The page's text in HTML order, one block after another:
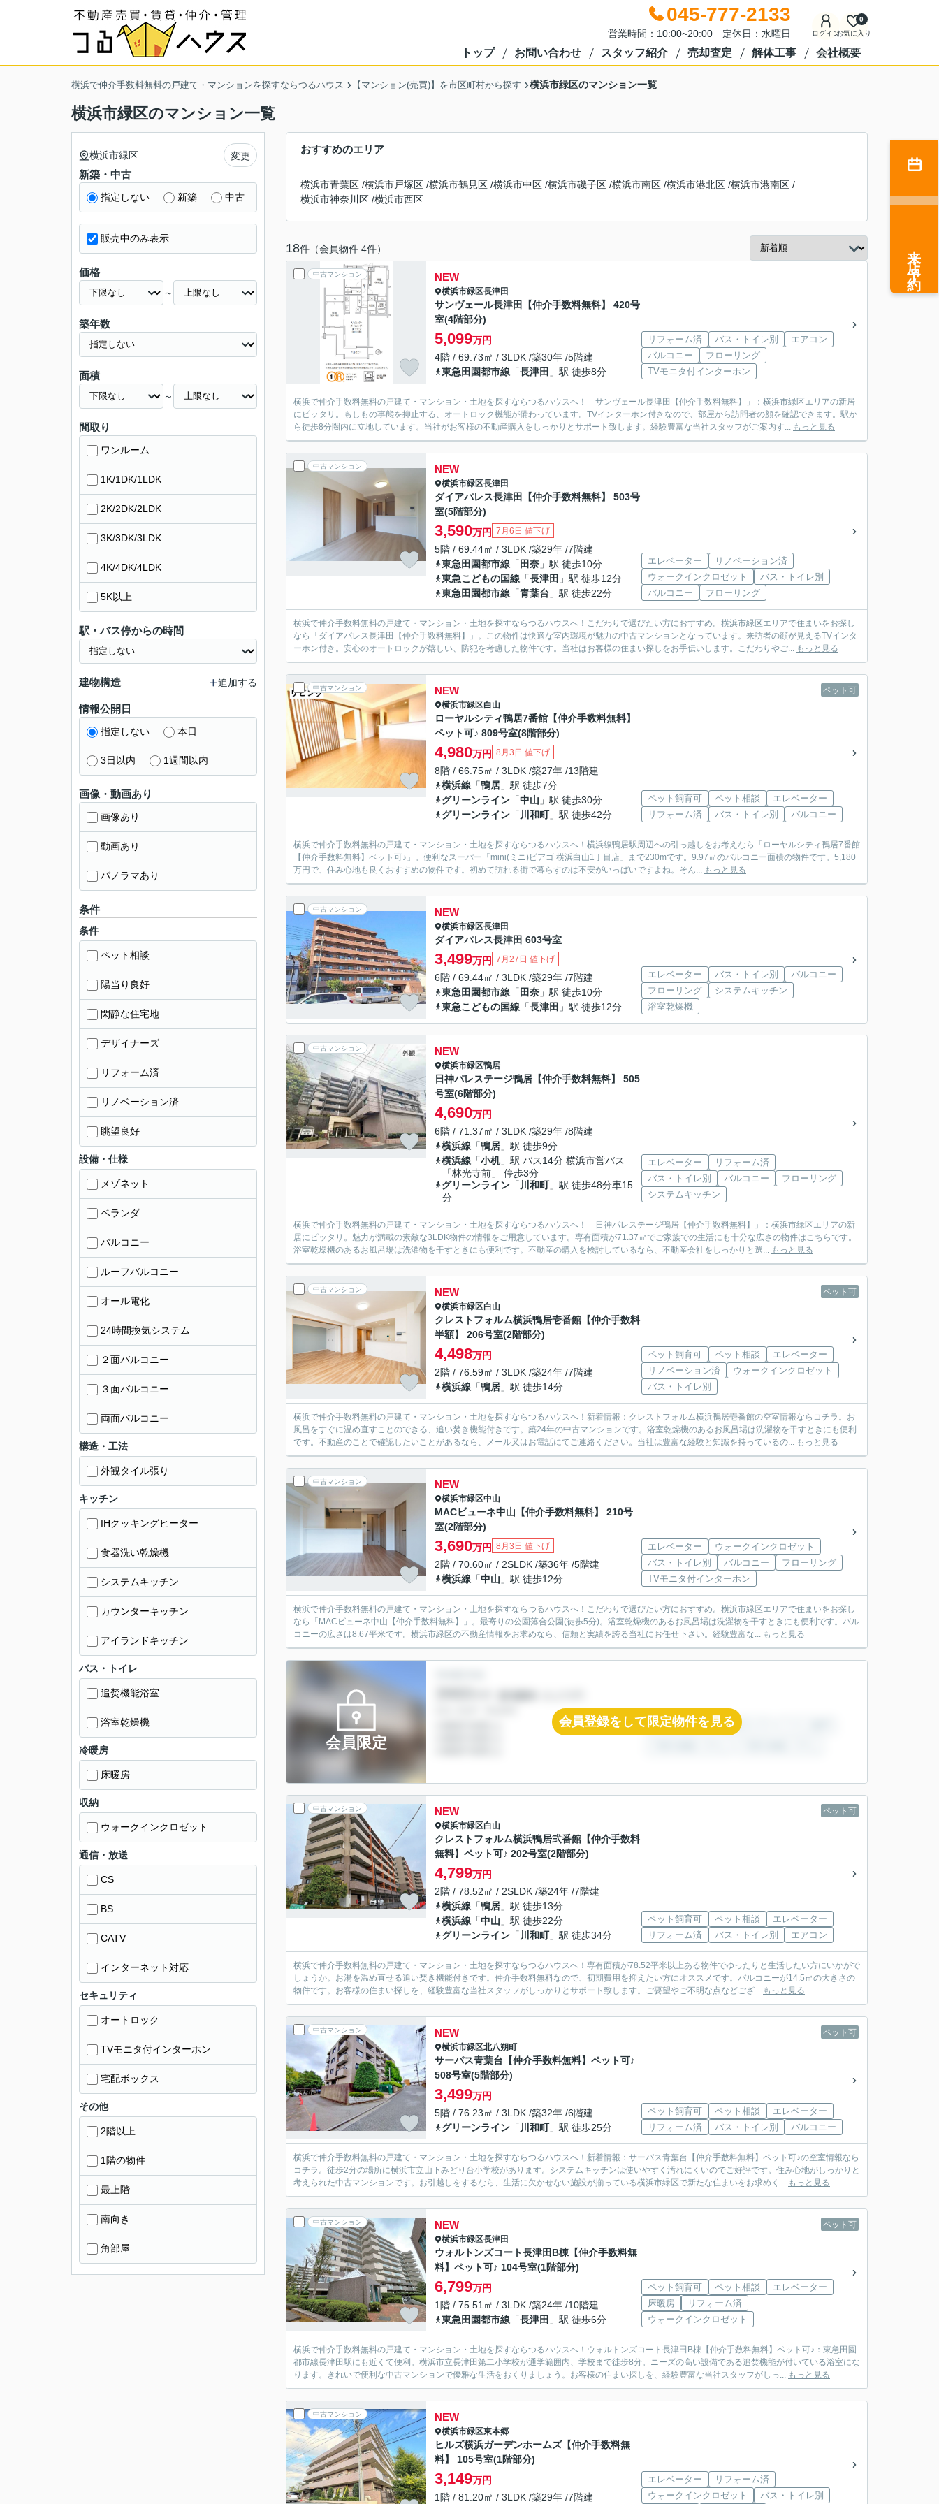
045-777-2133
営業時間：10:00~20:00 定休日：水曜日 ログインお気に入り
0
トップ お問い合わせ スタッフ紹介 売却査定 解体工事 会社概要
横浜で仲介手数料無料の戸建て・マンションを探すならつるハウス 【マンション(売買)】を市区町村から探す 横浜市緑区のマンション一覧
横浜市緑区のマンション一覧
おすすめのエリア
横浜市青葉区 /横浜市戸塚区 /横浜市鶴見区 /横浜市中区 /横浜市磯子区 /横浜市南区 /横浜市港北区 /横浜市港南区 /
横浜市神奈川区 /横浜市西区
18件（会員物件 4件）
中古マンション NEW
横浜市緑区長津田
サンヴェール長津田【仲介手数料無料】 420号
室(4階部分)
5,099万円
4階 / 69.73㎡ / 3LDK /築30年 /5階建
東急田園都市線 「長津田 」駅 徒歩8分
リフォーム済 バス・トイレ別
エアコン
バルコニー
フローリング
TVモニタ付インターホン
横浜で仲介手数料無料の戸建て・マンション・土地を探すならつるハウスへ！「サンヴェール長津田【仲介手数料無料】」：横浜市緑区エリアの新居
にピッタリ。もしもの事態を抑止する、オートロック機能が備わっています。TVインターホン付きなので、部屋から訪問者の顔を確認できます。駅か
ら徒歩8分圏内に立地しています。当社がお客様の不動産購入をしっかりとサポート致します。経験豊富な当社スタッフがご案内す... もっと見る
中古マンション NEW
横浜市緑区長津田
ダイアパレス長津田【仲介手数料無料】 503号
室(5階部分)
3,590万円 7月6日 値下げ
5階 / 69.44㎡ / 3LDK /築29年 /7階建
東急田園都市線 「 田奈 」駅 徒歩10分
東急こどもの国線 「長津田 」駅 徒歩12分
東急田園都市線 「青葉台 」駅 徒歩22分
エレベーター
リノベーション済
ウォークインクロゼット
バス・トイレ別
バルコニー
フローリング
横浜で仲介手数料無料の戸建て・マンション・土地を探すならつるハウスへ！こだわりで選びたい方におすすめ。横浜市緑区エリアで住まいをお探し
なら「ダイアパレス長津田【仲介手数料無料】」。この物件は快適な室内環境が魅力の中古マンションとなっています。来訪者の顔が見えるTVインタ
ーホン付き。安心のオートロックが嬉しい、防犯を考慮した物件です。当社はお客様の住まい探しをお手伝いします。こだわりやご... もっと見る
中古マンション ペット可
NEW
横浜市緑区白山
ローヤルシティ鴨居7番館【仲介手数料無料】
ペット可♪ 809号室(8階部分)
4,980万円 8月3日 値下げ
8階 / 66.75㎡ / 3LDK /築27年 /13階建
横浜線 「鴨居 」駅 徒歩7分
グリーンライン 「中山 」駅 徒歩30分
グリーンライン 「 川和町」駅 徒歩42分
ペット飼育可 ペット相談
エレベーター
リフォーム済
バス・トイレ別 バルコニー
横浜で仲介手数料無料の戸建て・マンション・土地を探すならつるハウスへ！横浜線鴨居駅周辺への引っ越しをお考えなら「ローヤルシティ鴨居7番館
【仲介手数料無料】ペット可♪」。便利なスーパー「mini(ミニ)ピアゴ 横浜白山1丁目店」まで230mです。9.97㎡のバルコニー面積の物件です。5,180
万円で、住み心地も良くおすすめの物件です。初めて訪れる街で暮らすのは不安がいっぱいですよね。そん... もっと見る
中古マンション NEW
横浜市緑区長津田
ダイアパレス長津田 603号室
3,499万円 7月27日 値下げ
6階 / 69.44㎡ / 3LDK /築29年 /7階建
東急田園都市線 「 田奈 」駅 徒歩10分
東急こどもの国線 「長津田 」駅 徒歩12分
エレベーター バス・トイレ別
バルコニー
フローリング
システムキッチン
浴室乾燥機
中古マンション NEW
横浜市緑区鴨居
日神パレステージ鴨居【仲介手数料無料】 505
号室(6階部分)
4,690万円
6階 / 71.37㎡ / 3LDK /築29年 /8階建
横浜線 「鴨居 」駅 徒歩9分
横浜線 「小机」駅 バス14分 横浜市営バス
「林光寺前」 停歩3分
グリーンライン 「 川和町」駅 徒歩48分車15
分
エレベーター
リフォーム済
バス・トイレ別
バルコニー
フローリング
システムキッチン
横浜で仲介手数料無料の戸建て・マンション・土地を探すならつるハウスへ！「日神パレステージ鴨居【仲介手数料無料】」：横浜市緑区エリアの新
居にピッタリ。魅力が満載の素敵な3LDK物件の情報をご用意しています。専有面積が71.37㎡でご家族での生活にも十分な広さの物件はこちらです。
浴室乾燥機のあるお風呂場は洗濯物を干すときにも便利です。不動産の購入を検討しているなら、不動産会社をしっかりと選... もっと見る
中古マンション ペット可
NEW
横浜市緑区白山
クレストフォルム横浜鴨居壱番館【仲介手数料
半額】 206号室(2階部分)
4,498万円
2階 / 76.59㎡ / 3LDK /築24年 /7階建
横浜線 「鴨居 」駅 徒歩14分
ペット飼育可 ペット相談
エレベーター
リノベーション済
ウォークインクロゼット
バス・トイレ別
横浜で仲介手数料無料の戸建て・マンション・土地を探すならつるハウスへ！新着情報：クレストフォルム横浜鴨居壱番館の空室情報ならコチラ。お
風呂をすぐに温め直すことのできる、追い焚き機能付きです。築24年の中古マンションです。浴室乾燥機のあるお風呂場は洗濯物を干すときにも便利
です。不動産のことで確認したいことがあるなら、メール又はお電話にてご連絡ください。当社は豊富な経験と知識を持っているの... もっと見る
中古マンション NEW
横浜市緑区中山
MACビューネ中山【仲介手数料無料】 210号
室(2階部分)
3,690万円 8月3日 値下げ
2階 / 70.60㎡ / 2SLDK /築36年 /5階建
横浜線 「中山 」駅 徒歩12分
エレベーター
ウォークインクロゼット
バス・トイレ別
バルコニー
フローリング
TVモニタ付インターホン
横浜で仲介手数料無料の戸建て・マンション・土地を探すならつるハウスへ！こだわりで選びたい方におすすめ。横浜市緑区エリアで住まいをお探し
なら「MACビューネ中山【仲介手数料無料】」。最寄りの公園落合公園(徒歩5分)。浴室乾燥機のあるお風呂場は洗濯物を干すときにも便利です。バル
コニーの広さは8.67平米です。横浜市緑区の不動産情報をお求めなら、信頼と実績を誇る当社にお任せ下さい。経験豊富な... もっと見る
会員限定
会員登録をして限定物件を見る
中古マンション ペット可
NEW
横浜市緑区白山
クレストフォルム横浜鴨居弐番館【仲介手数料
無料】ペット可♪ 202号室(2階部分)
4,799万円
2階 / 78.52㎡ / 2SLDK /築24年 /7階建
横浜線 「鴨居 」駅 徒歩13分
横浜線 「中山 」駅 徒歩22分
グリーンライン 「 川和町」駅 徒歩34分
ペット飼育可 ペット相談
エレベーター
リフォーム済
バス・トイレ別 エアコン
横浜で仲介手数料無料の戸建て・マンション・土地を探すならつるハウスへ！専有面積が78.52平米以上ある物件でゆったりと生活したい方にいかがで
しょうか。お湯を温め直せる追い焚き機能付きです。仲介手数料無料なので、初期費用を抑えたい方にオススメです。バルコニーが14.5㎡の大きさの
物件です。お客様の住まい探しを、経験豊富な当社スタッフがしっかりとサポート致します。ご要望やご不明な点などござ... もっと見る
中古マンション ペット可
NEW
横浜市緑区北八朔町
サーパス青葉台【仲介手数料無料】ペット可♪
508号室(5階部分)
3,499万円
5階 / 76.23㎡ / 3LDK /築32年 /6階建
グリーンライン 「 川和町」駅 徒歩25分
ペット飼育可 ペット相談
エレベーター
リフォーム済
バス・トイレ別 バルコニー
横浜で仲介手数料無料の戸建て・マンション・土地を探すならつるハウスへ！新着情報：サーパス青葉台【仲介手数料無料】ペット可♪の空室情報なら
コチラ。徒歩2分の場所に横浜市立山下みどり台小学校があります。システムキッチンは使いやすく汚れにくいのでご好評です。住み心地がしっかりと
考えられた中古マンションです。お引越しをするなら、生活に欠かせない施設が揃っている横浜市緑区で新たな住まいをお求めく... もっと見る
中古マンション ペット可
NEW
横浜市緑区長津田
ウォルトンズコート長津田B棟【仲介手数料無
料】ペット可♪ 104号室(1階部分)
6,799万円
1階 / 75.51㎡ / 3LDK /築24年 /10階建
東急田園都市線 「長津田 」駅 徒歩6分
ペット飼育可 ペット相談
エレベーター
床暖房
リフォーム済
ウォークインクロゼット
横浜で仲介手数料無料の戸建て・マンション・土地を探すならつるハウスへ！ウォルトンズコート長津田B棟【仲介手数料無料】ペット可♪：東急田園
都市線長津田駅にも近くて便利。横浜市立長津田第二小学校が通学範囲内、学校まで徒歩8分。ニーズの高い設備である追焚機能が付いている浴室にな
ります。きれいで便利な中古マンションで優雅な生活をおくりましょう。お客様の住まい探しを、経験豊富な当社スタッフがしっ... もっと見る
中古マンション NEW
横浜市緑区東本郷
ヒルズ横浜ガーデンホームズ【仲介手数料無
料】 105号室(1階部分)
3,149万円
1階 / 81.20㎡ / 3LDK /築29年 /7階建
エレベーター
リフォーム済
ウォークインクロゼット
バス・トイレ別
横浜市緑区 変更
新築・中古
指定しない 新築 中古
販売中のみ表示
価格
～
築年数
面積
～
間取り
ワンルーム
1K/1DK/1LDK
2K/2DK/2LDK
3K/3DK/3LDK
4K/4DK/4LDK
5K以上
駅・バス停からの時間
建物構造 追加する
情報公開日
指定しない 本日
3日以内 1週間以内
画像・動画あり
画像あり
動画あり
パノラマあり
条件
条件
ペット相談
陽当り良好
閑静な住宅地
デザイナーズ
リフォーム済
リノベーション済
眺望良好
設備・仕様
メゾネット
ベランダ
バルコニー
ルーフバルコニー
オール電化
24時間換気システム
２面バルコニー
３面バルコニー
両面バルコニー
構造・工法
外観タイル張り
キッチン
IHクッキングヒーター
食器洗い乾燥機
システムキッチン
カウンターキッチン
アイランドキッチン
バス・トイレ
追焚機能浴室
浴室乾燥機
冷暖房
床暖房
収納
ウォークインクロゼット
通信・放送
CS
BS
CATV
インターネット対応
セキュリティ
オートロック
TVモニタ付インターホン
宅配ボックス
その他
2階以上
1階の物件
最上階
南向き
角部屋
来店予約